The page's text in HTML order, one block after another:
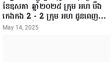
ខែឧសភា ឆ្នាំ២០២៥ ក្រុម អហ បឹង
កេងកង 2 - 2 ក្រុម អហ ដូនពេញ
ពានរង្វាន់កីឡាបាល់ទាត់កងរាជអាវុធ
May 14, 2025